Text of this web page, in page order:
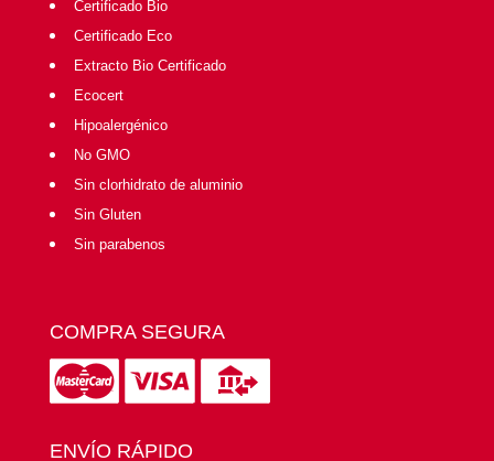
Certificado Bio
Certificado Eco
Extracto Bio Certificado
Ecocert
Hipoalergénico
No GMO
Sin clorhidrato de aluminio
Sin Gluten
Sin parabenos
COMPRA SEGURA
ENVÍO RÁPIDO